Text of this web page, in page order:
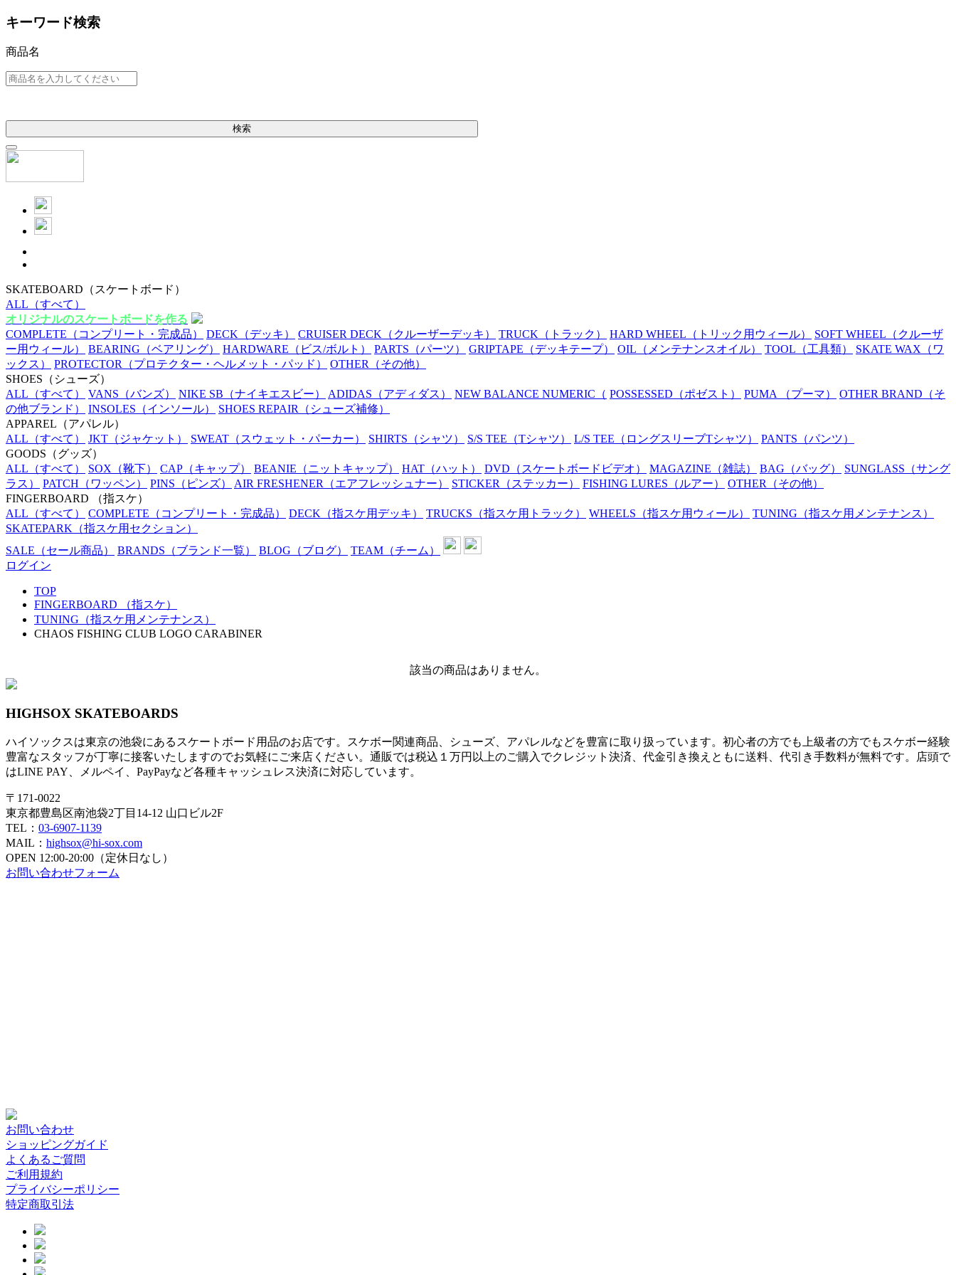
キーワード検索
商品名
検索
SKATEBOARD （スケートボード）
ALL （すべて）
オリジナルのスケートボードを作る
COMPLETE （コンプリート・完成品） DECK （デッキ） CRUISER DECK （クルーザーデッキ） TRUCK （トラック） HARD WHEEL （トリック用ウィール） SOFT WHEEL （クルーザ
ー用ウィール）
BEARING （ベアリング） HARDWARE （ビス/ボルト） PARTS （パーツ） GRIPTAPE （デッキテープ） OIL （メンテナンスオイル） TOOL （工具類） SKATE WAX （ワ
ックス）
PROTECTOR （プロテクター・ヘルメット・パッド） OTHER （その他）
SHOES （シューズ）
ALL （すべて） VANS （バンズ） NIKE SB （ナイキエスビー） ADIDAS （アディダス） NEW BALANCE NUMERIC （ POSSESSED （ポゼスト） PUMA （プーマ） OTHER BRAND （そ
の他ブランド）
INSOLES （インソール） SHOES REPAIR （シューズ補修）
APPAREL （アパレル）
ALL （すべて） JKT （ジャケット） SWEAT （スウェット・パーカー） SHIRTS （シャツ） S/S TEE （Tシャツ） L/S TEE （ロングスリーブTシャツ） PANTS （パンツ）
GOODS （グッズ）
ALL （すべて） SOX （靴下） CAP （キャップ） BEANIE （ニットキャップ） HAT （ハット） DVD （スケートボードビデオ） MAGAZINE （雑誌） BAG （バッグ） SUNGLASS （サング
ラス）
PATCH （ワッペン） PINS （ピンズ） AIR FRESHENER （エアフレッシュナー） STICKER （ステッカー） FISHING LURES （ルアー） OTHER （その他）
FINGERBOARD
（指スケ）
ALL （すべて） COMPLETE （コンプリート・完成品） DECK （指スケ用デッキ） TRUCKS （指スケ用トラック） WHEELS （指スケ用ウィール） TUNING （指スケ用メンテナンス）
SKATEPARK （指スケ用セクション）
SALE （セール商品） BRANDS （ブランド一覧） BLOG （ブログ） TEAM （チーム）
ログイン
TOP
FINGERBOARD （指スケ）
TUNING（指スケ用メンテナンス）
CHAOS FISHING CLUB LOGO CARABINER
該当の商品はありません。
HIGHSOX SKATEBOARDS
ハイソックスは東京の池袋にあるスケートボード用品のお店です。スケボー関連商品、シューズ、アパレルなどを豊富に取り扱っています。初心者の方でも上級者の方でもスケボー経験
豊富なスタッフが丁寧に接客いたしますのでお気軽にご来店ください。通販では税込１万円以上のご購入でクレジット決済、代金引き換えともに送料、代引き手数料が無料です。店頭で
はLINE PAY、メルペイ、PayPayなど各種キャッシュレス決済に対応しています。
〒171-0022
東京都豊島区南池袋2丁目14-12 山口ビル2F
TEL： 03-6907-1139
MAIL： highsox@hi-sox.com
OPEN 12:00-20:00（定休日なし）
お問い合わせフォーム
お問い合わせ
ショッピングガイド
よくあるご質問
ご利用規約
プライバシーポリシー
特定商取引法